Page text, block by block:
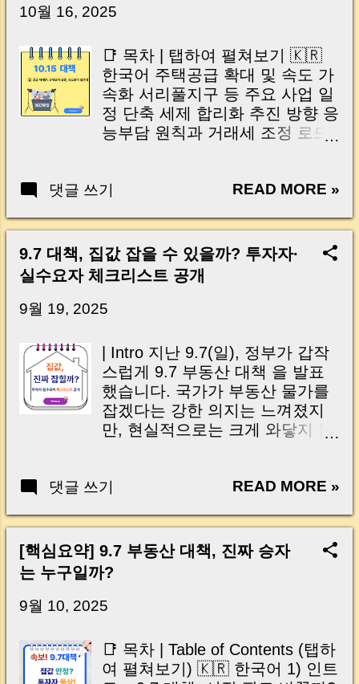
습니다. 잔금일은 ‘서류 몇 장 처리하는 날’이 아
이는 가장 긴장되는 순간 입니다. 실제로 제가
중개 현장에서 겪었던 일입니다. 금요일 오후 3
시, 이체 한도에 막혀 송금이 멈췄고 그 자리에
서 계약이 무산될 뻔한 아찔한 상황이 있었습니
다. 또 어떤 분은 이렇게 말씀하십니다. “내 대출
인데 왜 내 통장으로 안 들어오죠?” “매도인이 대
사실은 ‘구조’를 몰라서 생기는 걱정입니다. 그래
서 오늘은 잔금일에 실제로 돈이 어떻게 움직이
는지, 왜 사고가 나는지, 그리고 무엇을 꼭 준비
드리겠습니다. 이 글 하나만 제대로 이해하시면,
잔금일이 더 이상 두려운 날이 아니라 “내 집을
Introduction (Tap to expand) Have you ever
10월 16, 2025
📑 목차 | 탭하여 펼쳐보기 🇰🇷
한국어 주택공급 확대 및 속도 가
속화 서리풀지구 등 주요 사업 일
정 단축 세제 합리화 추진 방향 응
능부담 원칙과 거래세 조정 로드
석 핵심 요약 및 머니로그 정리
Housing Supply Key Project
Timeline Adjustments (Seoripul
District, etc.) Direction of Real
Estate Tax Reforms Fair-Tax
Principles and Transaction Tax
Monitoring TF & Follow-up
System Market Outlook and
Expected Policy Impact Key
Takeaways & MoneyLog Insights
| 대책 개요 및 추진 배경 10.15
주택시장 안정화 대책 의 두 번째
합리화” 입니다. 정부는 지난 9.7
대책에서 제시한 ‘공급 중심 안정
화 전략’ 을 더욱 강화하여, 실수
급 확대와 세부담 완화를 병행 추
진하기로 했습니다. 이번 후속 대
라 중장기 주택공급 체계의 신뢰
도권 핵심지 공급 가속화와 합리
적인 세제 개편을 통해 “투기 억
댓글 쓰기 READ MORE »
9.7 대책, 집값 잡을 수 있을까? 투자자·
실수요자 체크리스트 공개
9월 19, 2025
| Intro 지난 9.7(일), 정부가 갑작
스럽게 9.7 부동산 대책 을 발표
했습니다. 국가가 부동산 물가를
잡겠다는 강한 의지는 느껴졌지
만, 현실적으로는 크게 와닿지 않
에서는 이번 대책이 체감 효과 로
니다. 정책은 발표됐지만, 시장과
의 괴리 속에서 실수요자와 투자
자들은 여전히 갈 길을 찾지 못하
고 있는 상황 이지요. 오늘 글에서
는 이번 대책의 핵심 내용과 단기
는 리스크와 기회 포인트를 함께
짚어보겠습니다. | Introduction
(English) Last Sunday, the
댓글 쓰기 READ MORE »
[핵심요약] 9.7 부동산 대책, 진짜 승자
는 누구일까?
9월 10, 2025
📑 목차 | Table of Contents (탭하
여 펼쳐보기) 🇰🇷 한국어 1) 인트